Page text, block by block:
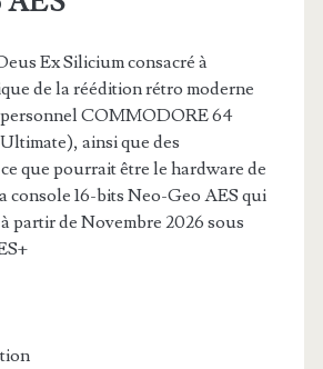
Ex Silicium consacré à
de la réédition rétro moderne
COMMODORE 64
ainsi que des
que pourrait être le hardware de
console 16-bits Neo-Geo AES qui
partir de Novembre 2026 sous